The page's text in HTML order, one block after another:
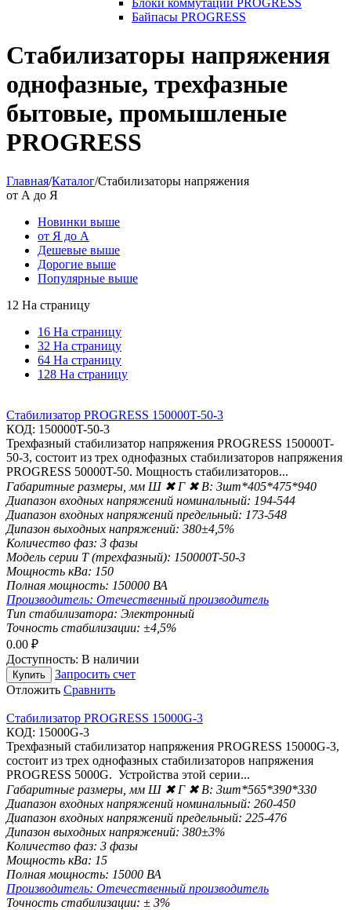
Блоки коммутации PROGRESS
Байпасы PROGRESS
Стабилизаторы напряжения
однофазные, трехфазные
бытовые, промышленые
PROGRESS
Главная/Каталог/Стабилизаторы напряжения
от А до Я
Новинки выше
от Я до А
Дешевые выше
Дорогие выше
Популярные выше
12 На страницу
16 На страницу
32 На страницу
64 На страницу
128 На страницу
Стабилизатор PROGRESS 150000T-50-3
КОД: 150000T-50-3
Трехфазный стабилизатор напряжения PROGRESS 150000T-
50-3, состоит из трех однофазных стабилизаторов напряжения
PROGRESS 50000T-50. Мощность стабилизаторов...
Габаритные размеры, мм Ш ✖ Г ✖ В: 3шт*405*475*940
Диапазон входных напряжений номинальный: 194-544
Диапазон входных напряжений предельный: 173-548
Дипазон выходных напряжений: 380±4,5%
Количество фаз: 3 фазы
Модель серии Т (трехфазный): 150000Т-50-3
Мощность кВа: 150
Полная мощность: 150000 ВА
Производитель: Отечественный производитель
Тип стабилизатора: Электронный
Точность стабилизации: ±4,5%
0.00 ₽
Доступность: В наличии
Купить
Запросить счет
Отложить Сравнить
Стабилизатор PROGRESS 15000G-3
КОД: 15000G-3
Трехфазный стабилизатор напряжения PROGRESS 15000G-3,
состоит из трех однофазных стабилизаторов напряжения
PROGRESS 5000G. Устройства этой серии...
Габаритные размеры, мм Ш ✖ Г ✖ В: 3шт*565*390*330
Диапазон входных напряжений номинальный: 260-450
Диапазон входных напряжений предельный: 225-476
Дипазон выходных напряжений: 380±3%
Количество фаз: 3 фазы
Мощность кВа: 15
Полная мощность: 15000 ВА
Производитель: Отечественный производитель
Точность стабилизации: ± 3%